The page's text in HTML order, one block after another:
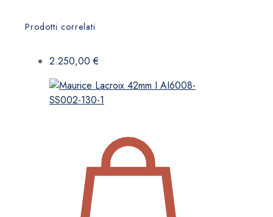
Prodotti correlati
2.250,00€